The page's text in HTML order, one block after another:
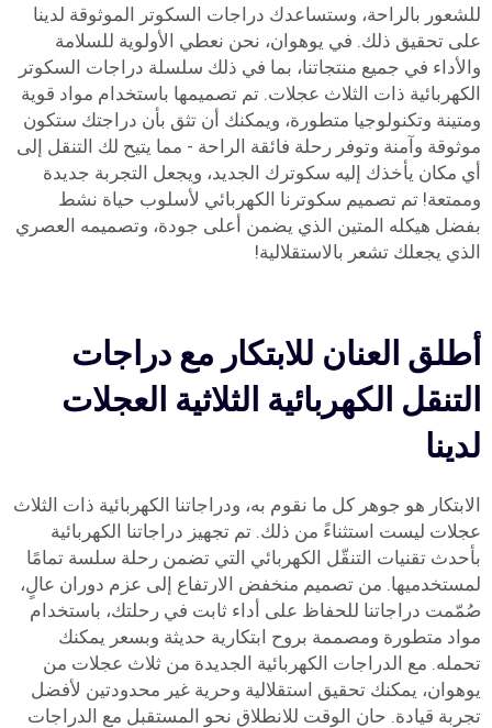
للشعور بالراحة، وستساعدك دراجات السكوتر الموثوقة لدينا
على تحقيق ذلك. في يوهوان، نحن نعطي الأولوية للسلامة
والأداء في جميع منتجاتنا، بما في ذلك سلسلة دراجات السكوتر
الكهربائية ذات الثلاث عجلات. تم تصميمها باستخدام مواد قوية
ومتينة وتكنولوجيا متطورة، ويمكنك أن تثق بأن دراجتك ستكون
موثوقة وآمنة وتوفر رحلة فائقة الراحة - مما يتيح لك التنقل إلى
أي مكان يأخذك إليه سكوترك الجديد، ويجعل التجربة جديدة
وممتعة! تم تصميم سكوترنا الكهربائي لأسلوب حياة نشط
بفضل هيكله المتين الذي يضمن أعلى جودة، وتصميمه العصري
الذي يجعلك تشعر بالاستقلالية!
أطلق العنان للابتكار مع دراجات
التنقل الكهربائية الثلاثية العجلات
لدينا
الابتكار هو جوهر كل ما نقوم به، ودراجاتنا الكهربائية ذات الثلاث
عجلات ليست استثناءً من ذلك. تم تجهيز دراجاتنا الكهربائية
بأحدث تقنيات التنقّل الكهربائي التي تضمن رحلة سلسة تمامًا
لمستخدميها. من تصميم منخفض الارتفاع إلى عزم دوران عالٍ،
صُمّمت دراجاتنا للحفاظ على أداء ثابت في رحلتك، باستخدام
مواد متطورة ومصممة بروح ابتكارية حديثة وبسعر يمكنك
تحمله. مع الدراجات الكهربائية الجديدة من ثلاث عجلات من
يوهوان، يمكنك تحقيق استقلالية وحرية غير محدودتين لأفضل
تجربة قيادة. حان الوقت للانطلاق نحو المستقبل مع الدراجات